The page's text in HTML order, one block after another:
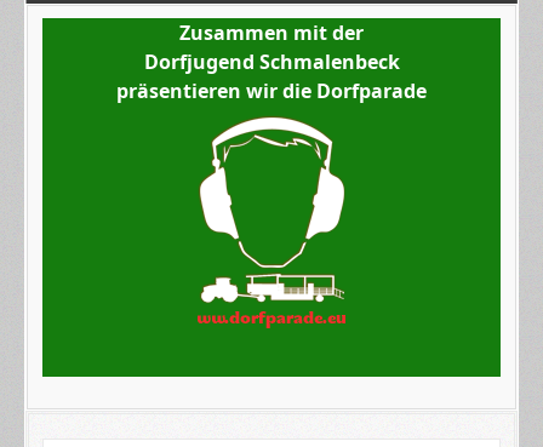
Zusammen mit der
Dorfjugend Schmalenbeck
präsentieren wir die Dorfparade